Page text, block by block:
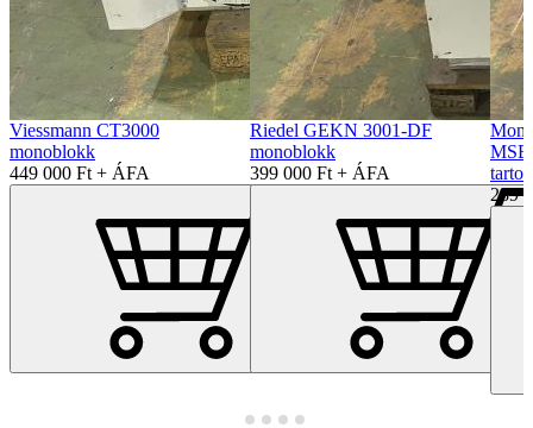
Viessmann CT3000
monoblokk
449 000 Ft + ÁFA
Riedel GEKN 3001-DF
monoblokk
399 000 Ft + ÁFA
289